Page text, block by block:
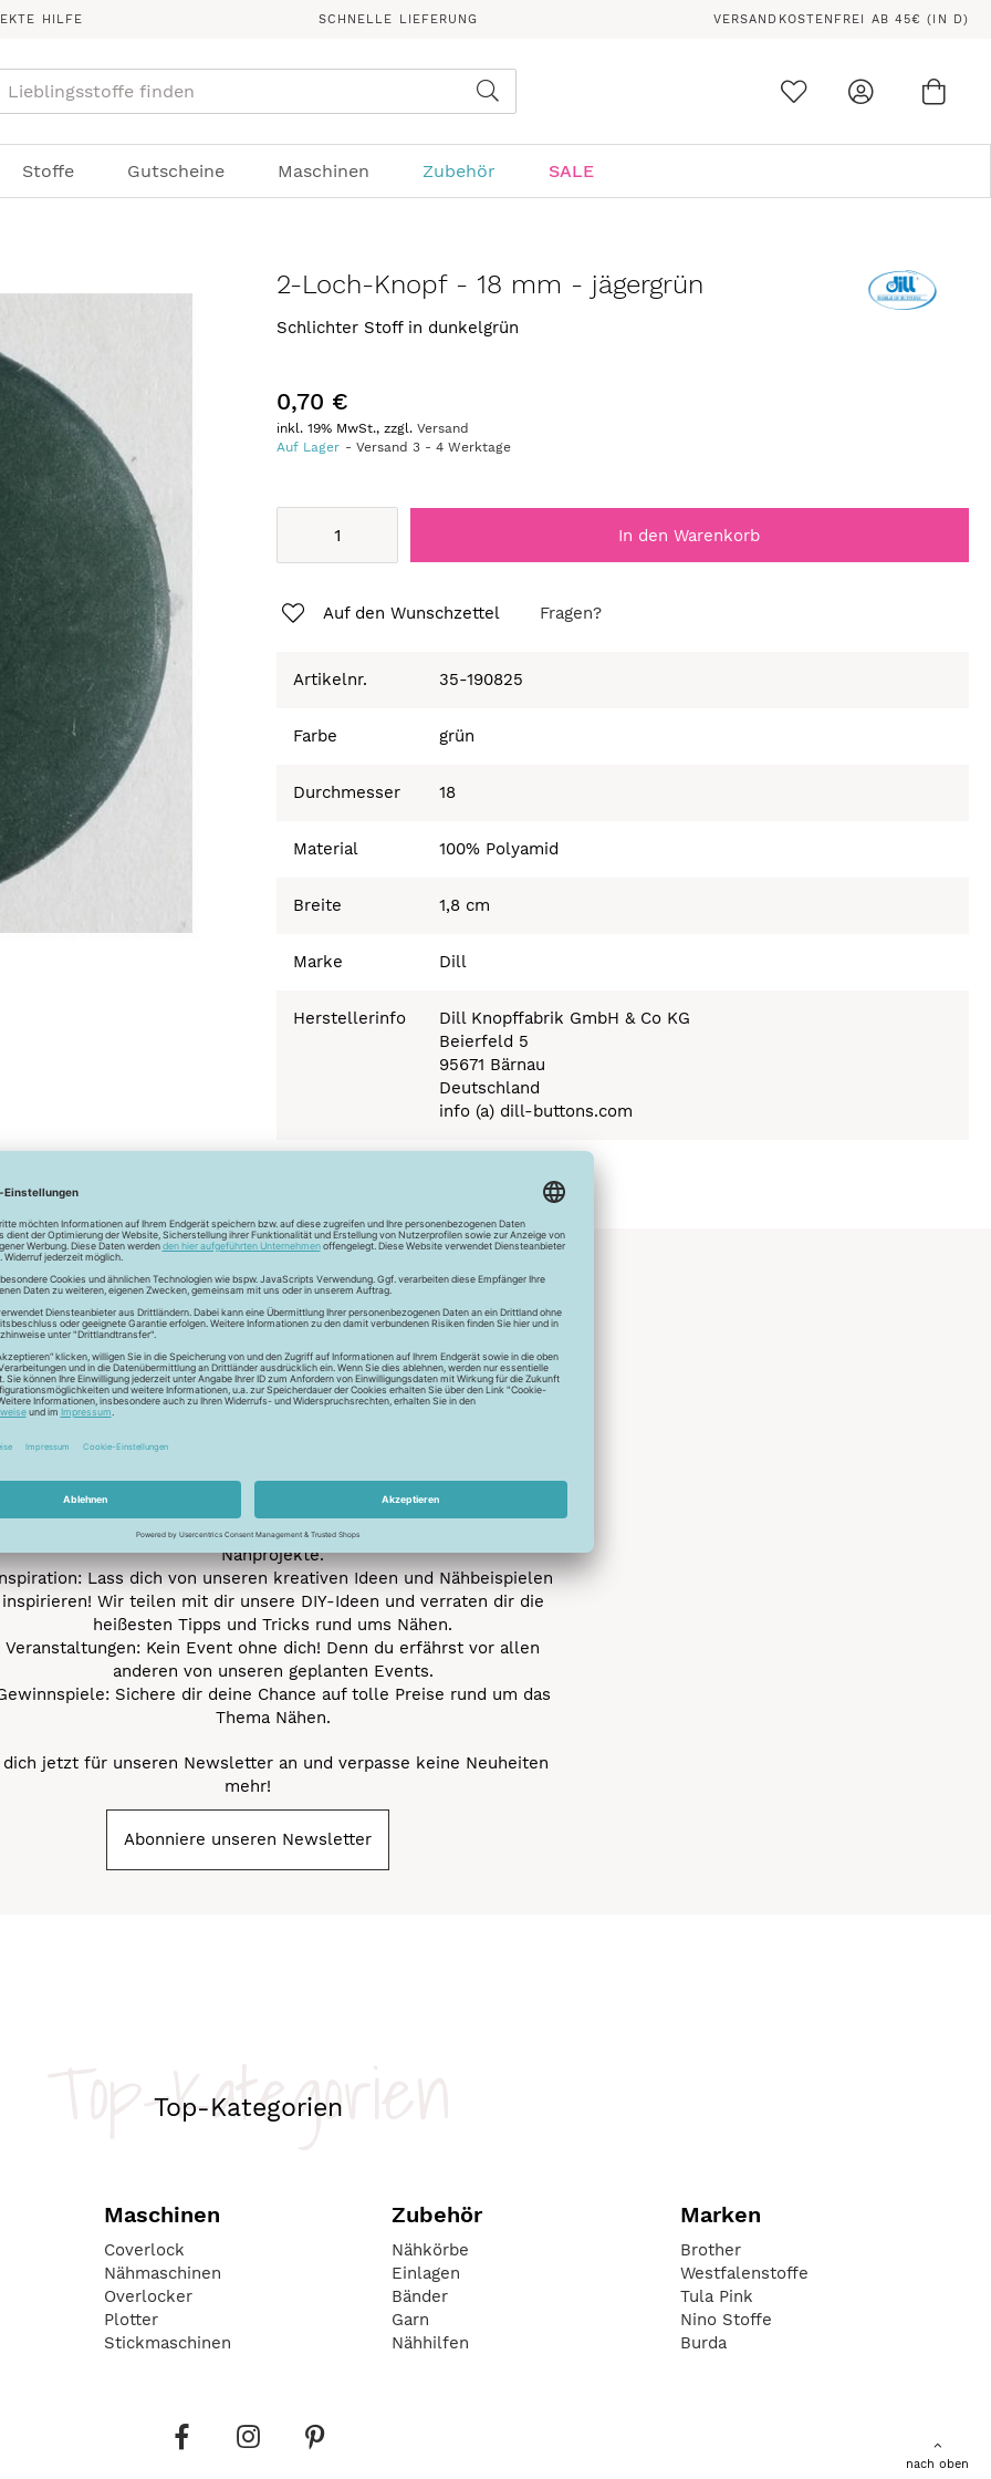
HILFE SCHNELLE LIEFERUNG VERSANDKOSTENFREI AB 45€ (IN D)
Stoffe Gutscheine Maschinen Zubehör SALE
2-Loch-Knopf - 18 mm - jägergrün
Schlichter Stoff in dunkelgrün
0,70 €
inkl. 19% MwSt., zzgl.Versand
Auf Lager
Versand3 -4 Werktage
In den Warenkorb
Auf den Wunschzettel Fragen?
Artikelnr. 35-190825
Farbe grün
Durchmesser 18
Material 100% Polyamid
Breite 1,8 cm
Marke Dill
Herstellerinfo
Dill Knopffabrik GmbH & Co KG
Beierfeld 5
95671 Bärnau
Deutschland
info (a) dill-buttons.com
Unser Newsletter
Newsletter
jetzt unseren exklusiven Newsletter und profitiere von zahlreichen
von unseren Aktionen und Rabatten!
Neue Stoffe entdecken: Wir informieren dich regelmäßig über die
neuesten Stofftrends der Saison. Plane mit uns deine neuen
Nähprojekte.
Lass dich von unseren kreativen Ideen und Nähbeispielen
inspirieren! Wir teilen mit dir unsere DIY-Ideen und verraten dir die
heißesten Tipps und Tricks rund ums Nähen.
Veranstaltungen: Kein Event ohne dich! Denn du erfährst vor allen
anderen von unseren geplanten Events.
Sichere dir deine Chance auf tolle Preise rund um das
Thema Nähen.
jetzt für unseren Newsletter an und verpasse keine Neuheiten
mehr!
Abonniere unseren Newsletter
Top-Kategorien
Top-Kategorien
Maschinen
Coverlock
Nähmaschinen
Overlocker
Plotter
Stickmaschinen
Zubehör
Nähkörbe
Einlagen
Bänder
Garn
Nähhilfen
Marken
Brother
Westfalenstoffe
Tula Pink
Nino Stoffe
Burda
nach oben